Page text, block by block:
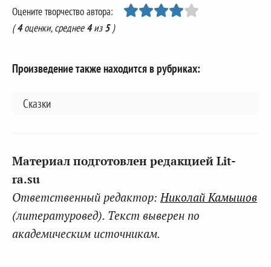
Оцените творчество автора:
(4оценки, среднее4из5)
Произведение также находится в рубриках:
Сказки
Материал подготовлен редакцией Lit-
ra.su
Ответственный редактор:Николай Камышов
(литературовед). Текст выверен по
академическим источникам.